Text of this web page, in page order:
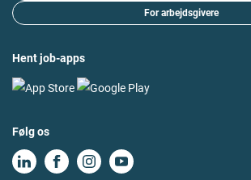
For arbejdsgivere
Hent job-apps
Følg os